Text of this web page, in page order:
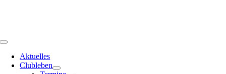
Toggle
NavigationAktuelles
Clubleben